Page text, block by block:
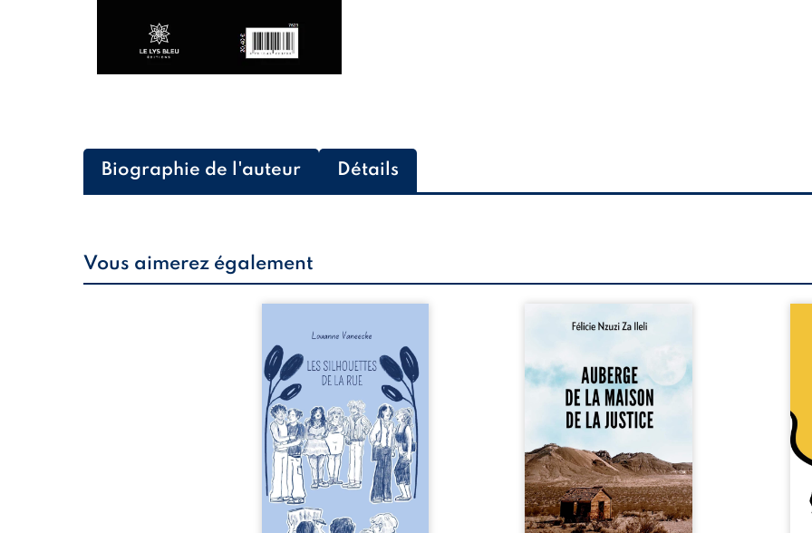
Biographie de l'auteur Détails
Vous aimerez également
donne la parole à six
personnages ordinaires,
traversés par des pensées, des
émotions et des silences qui
pourraient appartenir à
chacun de nous. À travers
leurs parcours, ce roman invite
à porter un regard différent
sur celles et ceux qui nous
entourent, à deviner ce qui se
cache derrière les apparences
et à s’ouvrir au fourmillement
sensible de notre ...
Auberge de la maison de la
parcours exemplaire de Mbala
Zi Nkuaku Lema Félix.
Magistrat intègre, fervent
défenseur des droits humains
et de l’indépendance
judiciaire, il voit sa carrière de
trente-quatre ans brutalement
brisée par une révocation
arbitraire en 2009, plongeant
sa vie dans un chaos matériel
et moral. À ...
le